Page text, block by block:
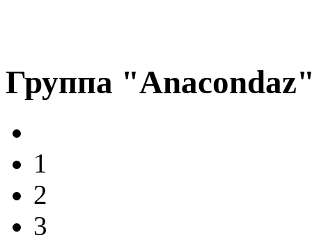
Группа
1
2
3